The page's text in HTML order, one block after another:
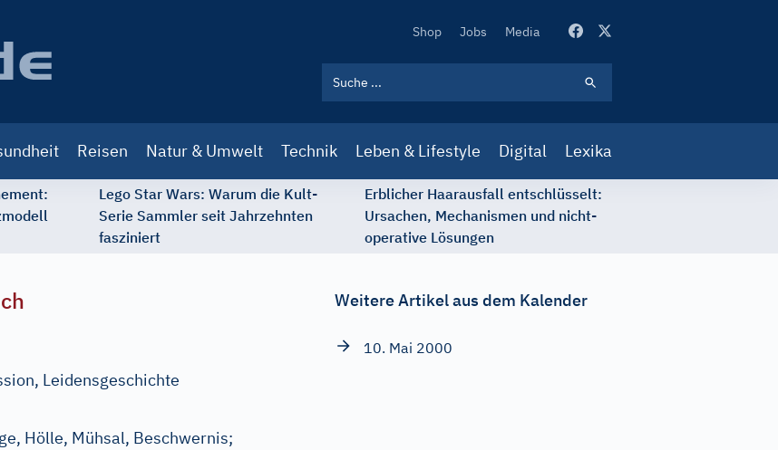
Secondary
Shop Jobs Media
Reisen Natur & Umwelt Technik Leben & Lifestyle Digital Lexika
Lego Star Wars: Warum die Kult-
Serie Sammler seit Jahrzehnten
fasziniert
Erblicher Haarausfall entschlüsselt:
Ursachen, Mechanismen und nicht-
operative Lösungen
Leidensgeschichte
Hölle, Mühsal, Beschwernis;
Weitere Artikel aus dem Kalender
10. Mai 2000